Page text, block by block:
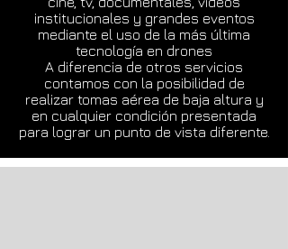
institucionales y grandes eventos
mediante el uso de la más última
tecnología en drones
A diferencia de otros servicios
contamos con la posibilidad de
realizar tomas aérea de baja altura y
en cualquier condición presentada
para lograr un punto de vista diferente.